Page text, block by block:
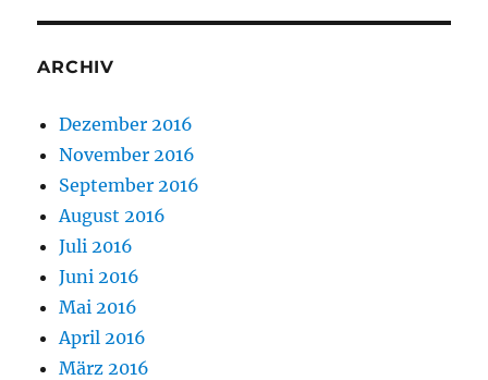
ARCHIV
Dezember 2016
November 2016
September 2016
August 2016
Juli 2016
Juni 2016
Mai 2016
April 2016
März 2016